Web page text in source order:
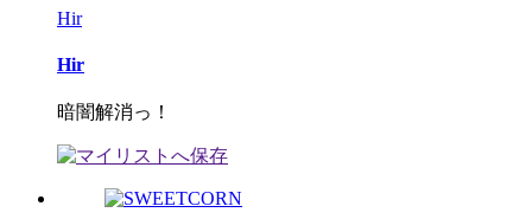
Hir
Hir
暗闇解消っ！